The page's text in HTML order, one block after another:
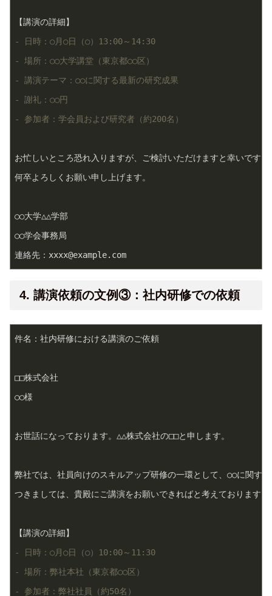
- 日時：○月○日（○）13:00～14:30
- 場所：○○大学講堂（東京都○○区）
- 講演テーマ：○○に関する最新の研究成果
- 謝礼：○○円
- 参加者：学会員および研究者（約200名）
お忙しいところ恐れ入りますが、ご検討いただけますと幸いです。
何卒よろしくお願い申し上げます。
○○大学△△学部
○○学会事務局
連絡先：xxxx@example.com
4. 講演依頼の文例③：社内研修での依頼
件名：社内研修における講演のご依頼
□□株式会社
○○様
お世話になっております。△△株式会社の□□と申します。
弊社では、社員向けのスキルアップ研修の一環として、○○に関す
つきましては、貴殿にご講演をお願いできればと考えております。
- 日時：○月○日（○）10:00～11:30
- 場所：弊社本社（東京都○○区）
- 参加者：弊社社員（約50名）